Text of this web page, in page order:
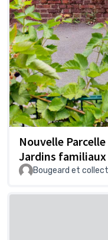
Nouvelle
Jardins
Bougeard et